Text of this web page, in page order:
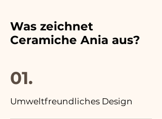
werden ihn umgehend
ersetzen!
außerdem finden Sie in allen
Anzeigen unserer Artikel das
Was zeichnet
Ceramiche Ania aus?
01.
Umweltfreundliches Design